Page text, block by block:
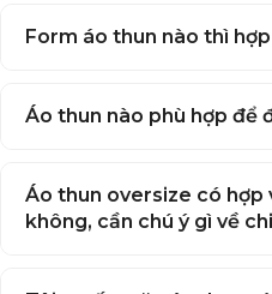
thấm hút, mềm mại, thoải
form dáng regular tôn
Chúng tôi không đơn
chúng tôi luôn cập nhật
mới nhất. Đồng thời sáng
mang đậm dấu ấn riêng.
Form áo thun nào thì
Áo thun nào phù hợp để
Áo thun oversize có hợp
không, cần chú ý gì về